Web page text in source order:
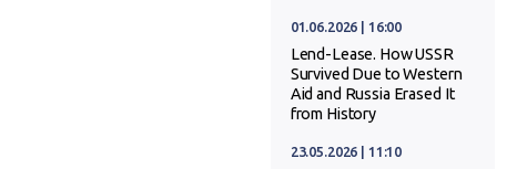
01.06.2026 | 16:00
Lend-Lease. How USSR
Survived Due to Western
Aid and Russia Erased It
from History
23.05.2026 | 11:10